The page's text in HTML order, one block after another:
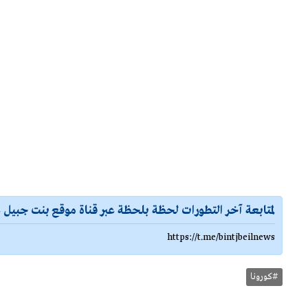
لمتابعة آخر التطورات لحظة بلحظة عبر قناة موقع بنت جبيل
https://t.me/bintjbeilnews
#كورونا